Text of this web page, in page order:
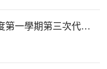
臺中市西區忠孝國民小學115學年度第一學期第三次代理代課教師甄選第4次招考錄取名單，缺額補滿不再進行下階段招考。